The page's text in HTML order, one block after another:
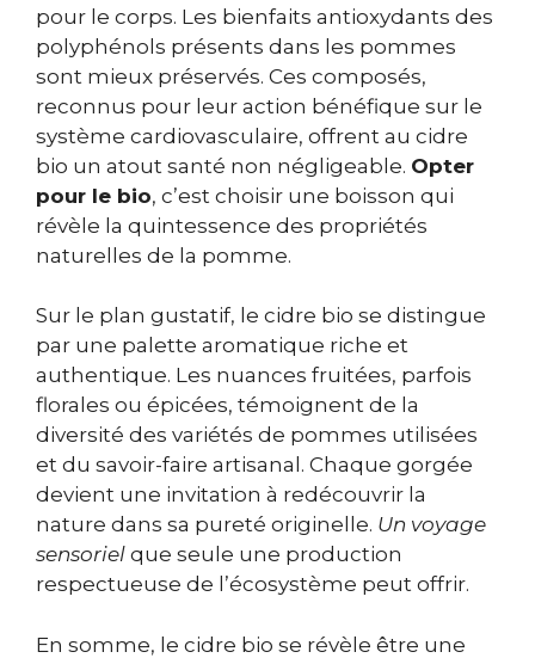
pour le corps. Les bienfaits antioxydants des
polyphénols présents dans les pommes
sont mieux préservés. Ces composés,
reconnus pour leur action bénéfique sur le
système cardiovasculaire, offrent au cidre
bio un atout santé non négligeable. Opter
pour le bio, c’est choisir une boisson qui
révèle la quintessence des propriétés
naturelles de la pomme.
Sur le plan gustatif, le cidre bio se distingue
par une palette aromatique riche et
authentique. Les nuances fruitées, parfois
florales ou épicées, témoignent de la
diversité des variétés de pommes utilisées
et du savoir-faire artisanal. Chaque gorgée
devient une invitation à redécouvrir la
nature dans sa pureté originelle. Un voyage
sensoriel que seule une production
respectueuse de l’écosystème peut offrir.
En somme, le cidre bio se révèle être une